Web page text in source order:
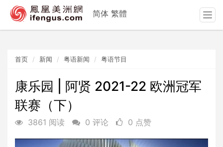
首页 新闻 粤语新闻 粤语节目
康乐园 | 阿贤 2021-22 欧洲冠军
联赛（下）
3861 阅读 0 评论 0 点赞
简体 繁體
T
o
a